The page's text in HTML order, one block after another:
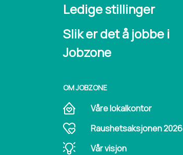
Ledige stillinger
Slik er det å jobbe i
Jobzone
OM JOBZONE
Våre lokalkontor
Raushetsaksjonen 2026
Vår visjon